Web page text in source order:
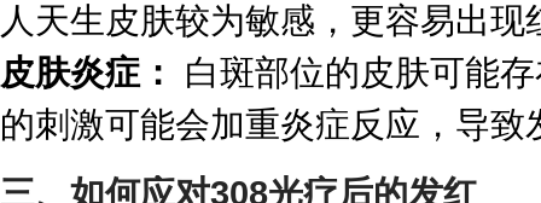
人天生皮肤较为敏感，更容易出现
皮肤炎症：
白斑部位的皮肤可能
的刺激可能会加重炎症反应，导致
三、如何应对308光疗后的发红